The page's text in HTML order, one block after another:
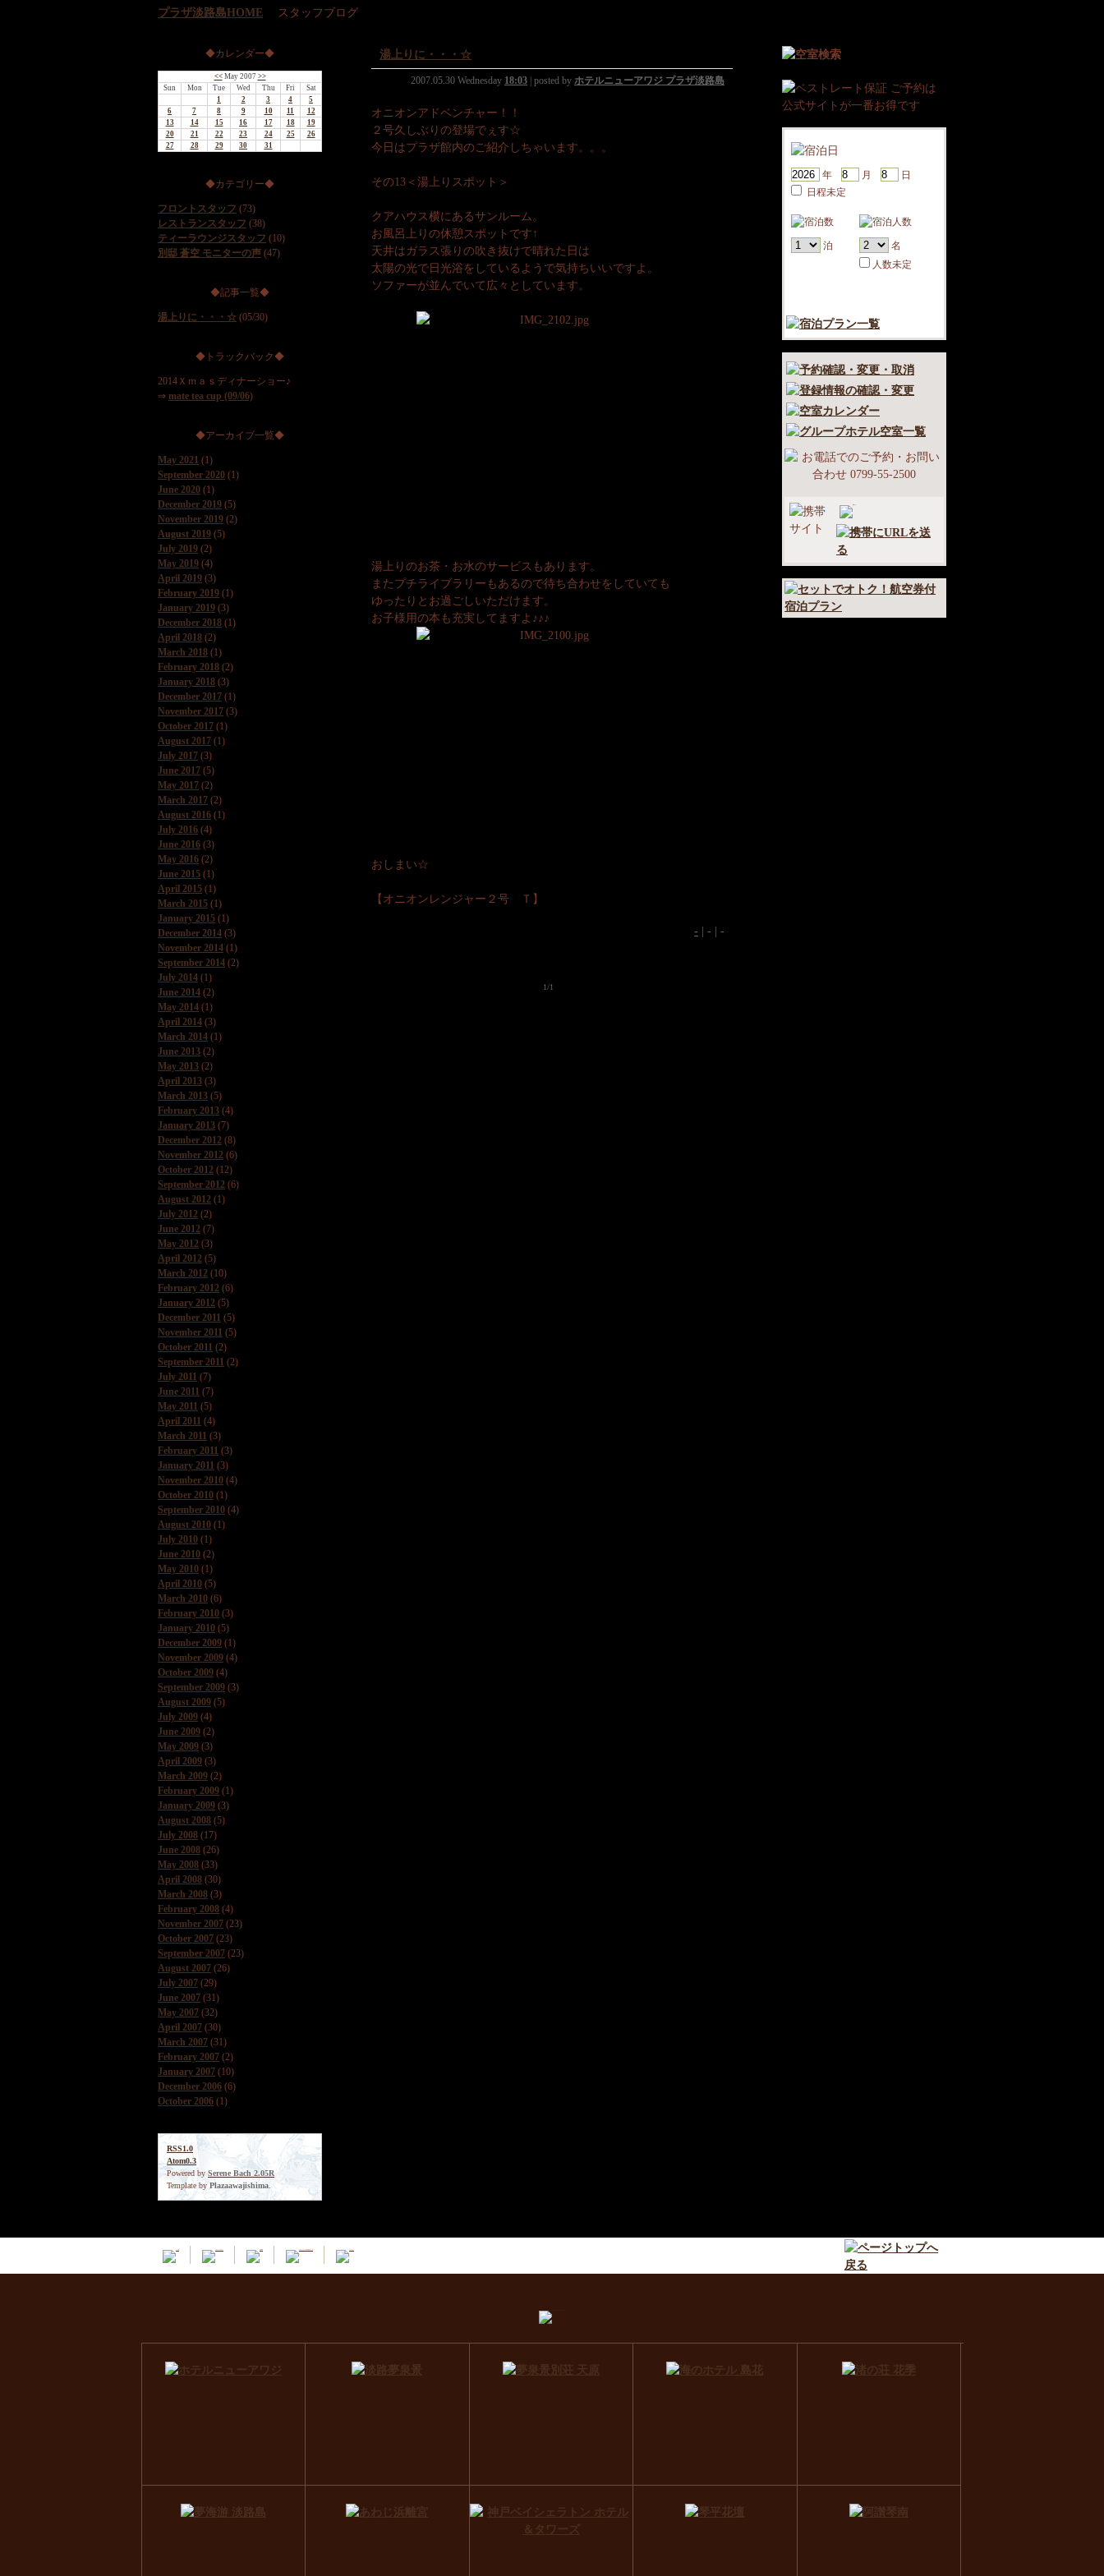
プラザ淡路島HOME スタッフブログ
◆カレンダー◆
<<May 2007 >>
Sun
Mon Tue Wed Thu Fri
Sat
1
2 3 4
5
6
7 8 9 10 11
12
13
14 15 16 17 18
19
20
21 22 23 24 25
26
27
28 29 30 31
◆カテゴリー◆
フロントスタッフ (73)
レストランスタッフ (38)
ティーラウンジスタッフ (10)
別邸 蒼空 モニターの声 (47)
◆記事一覧◆
湯上りに・・・☆ (05/30)
◆トラックバック◆
2014Ｘｍａｓディナーショー♪
⇒ mate tea cup (09/06)
◆アーカイブ一覧◆
May 2021 (1)
September 2020 (1)
June 2020 (1)
December 2019 (5)
November 2019 (2)
August 2019 (5)
July 2019 (2)
May 2019 (4)
April 2019 (3)
February 2019 (1)
January 2019 (3)
December 2018 (1)
April 2018 (2)
March 2018 (1)
February 2018 (2)
January 2018 (3)
December 2017 (1)
November 2017 (3)
October 2017 (1)
August 2017 (1)
July 2017 (3)
June 2017 (5)
May 2017 (2)
March 2017 (2)
August 2016 (1)
July 2016 (4)
June 2016 (3)
May 2016 (2)
June 2015 (1)
April 2015 (1)
March 2015 (1)
January 2015 (1)
December 2014 (3)
November 2014 (1)
September 2014 (2)
July 2014 (1)
June 2014 (2)
May 2014 (1)
April 2014 (3)
March 2014 (1)
June 2013 (2)
May 2013 (2)
April 2013 (3)
March 2013 (5)
February 2013 (4)
January 2013 (7)
December 2012 (8)
November 2012 (6)
October 2012 (12)
September 2012 (6)
August 2012 (1)
July 2012 (2)
June 2012 (7)
May 2012 (3)
April 2012 (5)
March 2012 (10)
February 2012 (6)
January 2012 (5)
December 2011 (5)
November 2011 (5)
October 2011 (2)
September 2011 (2)
July 2011 (7)
June 2011 (7)
May 2011 (5)
April 2011 (4)
March 2011 (3)
February 2011 (3)
January 2011 (3)
November 2010 (4)
October 2010 (1)
September 2010 (4)
August 2010 (1)
July 2010 (1)
June 2010 (2)
May 2010 (1)
April 2010 (5)
March 2010 (6)
February 2010 (3)
January 2010 (5)
December 2009 (1)
November 2009 (4)
October 2009 (4)
September 2009 (3)
August 2009 (5)
July 2009 (4)
June 2009 (2)
May 2009 (3)
April 2009 (3)
March 2009 (2)
February 2009 (1)
January 2009 (3)
August 2008 (5)
July 2008 (17)
June 2008 (26)
May 2008 (33)
April 2008 (30)
March 2008 (3)
February 2008 (4)
November 2007 (23)
October 2007 (23)
September 2007 (23)
August 2007 (26)
July 2007 (29)
June 2007 (31)
May 2007 (32)
April 2007 (30)
March 2007 (31)
February 2007 (2)
January 2007 (10)
December 2006 (6)
October 2006 (1)
RSS1.0
Atom0.3
Powered bySerene Bach 2.05R
Template by Plazaawajishima
湯上りに・・・☆
2007.05.30 Wednesday 18:03 | posted by ホテルニューアワジ プラザ淡路島
オニオンアドベンチャー！！
２号久しぶりの登場でぇす☆
今日はプラザ館内のご紹介しちゃいます。。。
その13＜湯上りスポット＞
クアハウス横にあるサンルーム。
お風呂上りの休憩スポットです↑
天井はガラス張りの吹き抜けで晴れた日は
太陽の光で日光浴をしているようで気持ちいいですよ。
ソファーが並んでいて広々としています。
湯上りのお茶・お水のサービスもあります。
またプチライブラリーもあるので待ち合わせをしていても
ゆったりとお過ごしいただけます。
お子様用の本も充実してますよ♪♪♪
おしまい☆
【オニオンレンジャー２号 Ｔ】
- | - | -
1/1
年 月
日
日程未定
泊
名
人数未定